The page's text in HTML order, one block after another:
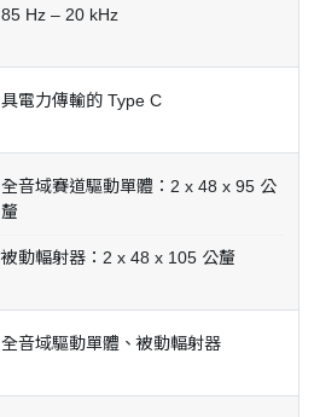
85 Hz – 20 kHz
具電力傳輸的 Type C
全音域賽道驅動單體：2 x 48 x 95 公
釐
被動輻射器：2 x 48 x 105 公釐
全音域驅動單體、被動輻射器